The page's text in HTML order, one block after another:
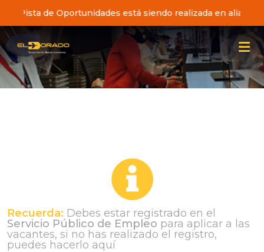
Pista de Oportunidades está siendo realizada en
Recuerda: Debes estar registrado en el
Servicio Público de Empleo para aplicar a las
vacantes, si no has realizado el registro,
puedes hacerlo aquí